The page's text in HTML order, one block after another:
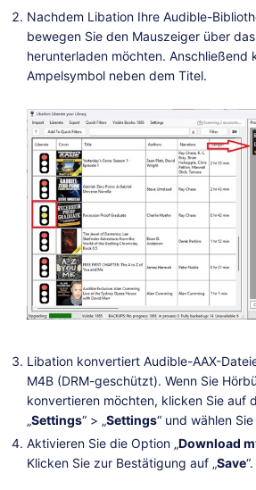
Nachdem Libation Ihre Audible-
bewegen Sie den Mauszeiger über
herunterladen möchten. Anschließend
Ampelsymbol neben dem Titel.
Libation konvertiert Audible-AAX-
M4B (DRM-geschützt). Wenn Sie
konvertieren möchten, klicken Sie auf
„Settings“ > „Settings“ und wählen Sie
Aktivieren Sie die Option „Download
Klicken Sie zur Bestätigung auf „Save“.